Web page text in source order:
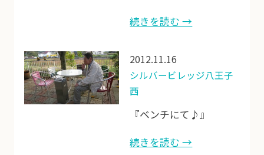
続きを読む →
2012.11.16
シルバービレッジ八王子
西
『ベンチにて♪』
続きを読む →